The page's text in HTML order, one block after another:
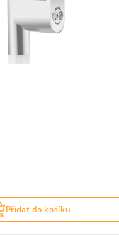
Přidat do košíku